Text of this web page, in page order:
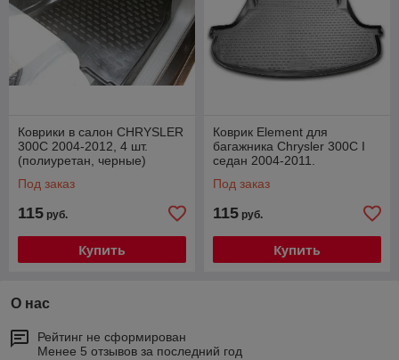
Коврики в салон CHRYSLER
300C 2004-2012, 4 шт.
(полиуретан, черные)
Под заказ
115 руб.
Купить
Коврик Element для
багажника Chrysler 300C I
седан 2004-2011.
Под заказ
115 руб.
Купить
О нас
Рейтинг не сформирован
Менее 5 отзывов за последний год